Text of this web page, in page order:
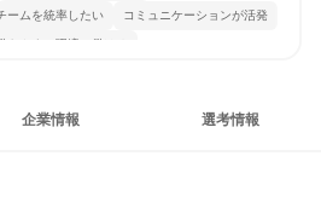
ームを統率したい コミュニケーションが活発
きやすい環境で働ける
企業情報 選考情報